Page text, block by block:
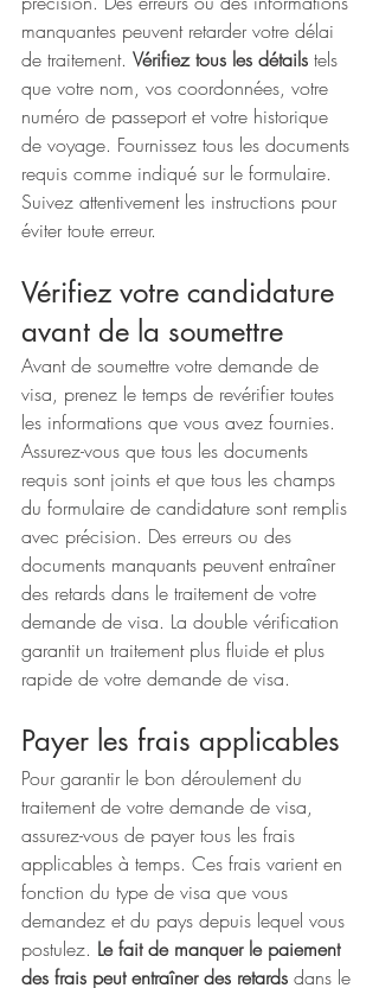
manquantes peuvent retarder votre délai
de traitement. Vérifiez tous les détails tels
que votre nom, vos coordonnées, votre
numéro de passeport et votre historique
de voyage. Fournissez tous les documents
requis comme indiqué sur le formulaire.
Suivez attentivement les instructions pour
éviter toute erreur.
Vérifiez votre candidature
avant de la soumettre
Avant de soumettre votre demande de
visa, prenez le temps de revérifier toutes
les informations que vous avez fournies.
Assurez-vous que tous les documents
requis sont joints et que tous les champs
du formulaire de candidature sont remplis
avec précision. Des erreurs ou des
documents manquants peuvent entraîner
des retards dans le traitement de votre
demande de visa. La double vérification
garantit un traitement plus fluide et plus
rapide de votre demande de visa.
Payer les frais applicables
Pour garantir le bon déroulement du
traitement de votre demande de visa,
assurez-vous de payer tous les frais
applicables à temps. Ces frais varient en
fonction du type de visa que vous
demandez et du pays depuis lequel vous
postulez. Le fait de manquer le paiement
des frais peut entraîner des retards dans le